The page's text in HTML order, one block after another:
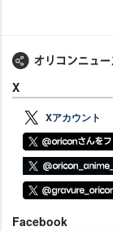
X
Xアカウント
Facebook